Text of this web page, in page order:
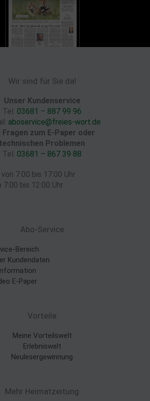
Wir sind für Sie da!
Unser Kundenservice
Tel. 03681 – 887 99 96
aboservice@freies-wort.de
Fragen zum E-Paper oder
technischen Problemen
Tel. 03681 – 867 39 88
von 7:00 bis 17:00 Uhr
7:00 bis 12:00 Uhr
Abo-Service
Bereich
Kundendaten
E-Paper
Vorteile
Meine Vorteilswelt
Erlebniswelt
Neulesergewinnung
Mehr Heimatzeitung